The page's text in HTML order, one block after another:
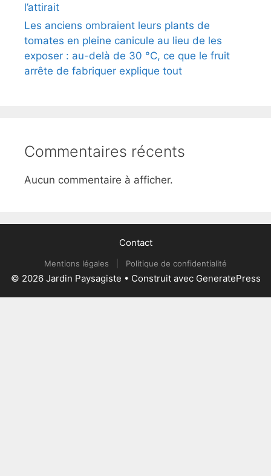
l’attirait
Les anciens ombraient leurs plants de
tomates en pleine canicule au lieu de les
exposer : au-delà de 30 °C, ce que le fruit
arrête de fabriquer explique tout
Commentaires récents
Aucun commentaire à afficher.
Contact
Mentions légales Politique de confidentialité
© 2026 Jardin Paysagiste • Construit avec GeneratePress